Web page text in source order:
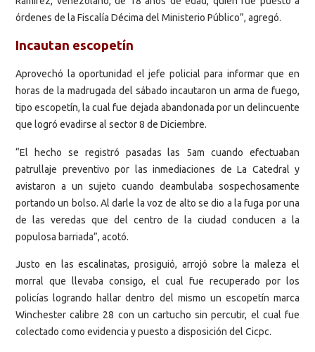
órdenes de la Fiscalía Décima del Ministerio Público”, agregó.
Incautan escopetín
Aprovechó la oportunidad el jefe policial para informar que en
horas de la madrugada del sábado incautaron un arma de fuego,
tipo escopetín, la cual fue dejada abandonada por un delincuente
que logró evadirse al sector 8 de Diciembre.
“El hecho se registró pasadas las 5am cuando efectuaban
patrullaje preventivo por las inmediaciones de La Catedral y
avistaron a un sujeto cuando deambulaba sospechosamente
portando un bolso. Al darle la voz de alto se dio a la fuga por una
de las veredas que del centro de la ciudad conducen a la
populosa barriada”, acotó.
Justo en las escalinatas, prosiguió, arrojó sobre la maleza el
morral que llevaba consigo, el cual fue recuperado por los
policías logrando hallar dentro del mismo un escopetín marca
Winchester calibre 28 con un cartucho sin percutir, el cual fue
colectado como evidencia y puesto a disposición del Cicpc.